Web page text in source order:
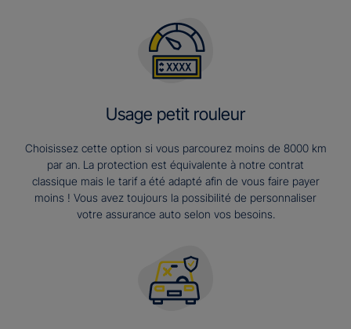
Usage petit rouleur
Choisissez cette option si vous parcourez moins de 8000 km
par an. La protection est équivalente à notre contrat
classique mais le tarif a été adapté afin de vous faire payer
moins ! Vous avez toujours la possibilité de personnaliser
votre assurance auto selon vos besoins.